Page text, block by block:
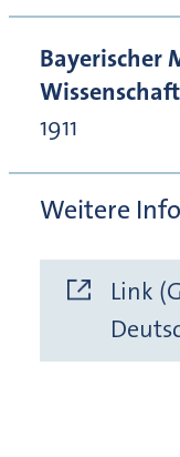
Bayerischer
1911
Weitere
Link